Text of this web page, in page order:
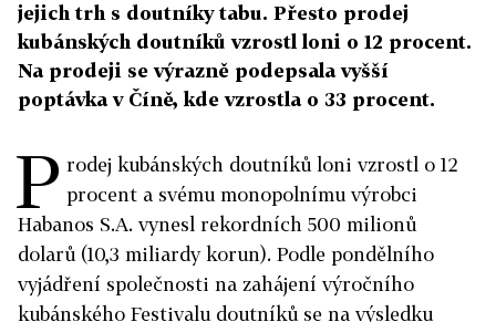
jejich trh s doutníky tabu. Přesto prodej
kubánských doutníků vzrostl loni o 12 procent.
Na prodeji se výrazně podepsala vyšší
poptávka v Číně, kde vzrostla o 33 procent.
P rodej kubánských doutníků loni vzrostl o 12
procent a svému monopolnímu výrobci
Habanos S.A. vynesl rekordních 500 milionů
dolarů (10,3 miliardy korun). Podle pondělního
vyjádření společnosti na zahájení výročního
kubánského Festivalu doutníků se na výsledku